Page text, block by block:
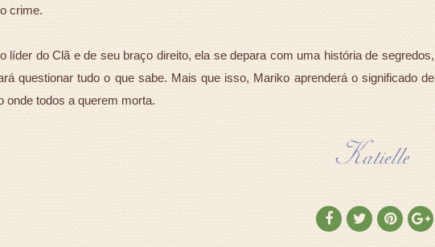
crime.
líder do Clã e de seu braço direito, ela se depara com uma história de segredos,
questionar tudo o que sabe. Mais que isso, Mariko aprenderá o significado de
onde todos a querem morta.